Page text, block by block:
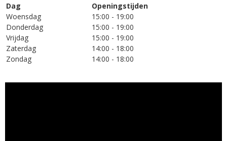
Dag
Openingstijden
Woensdag
15:00 - 19:00
Donderdag
15:00 - 19:00
Vrijdag
15:00 - 19:00
Zaterdag
14:00 - 18:00
Zondag
14:00 - 18:00